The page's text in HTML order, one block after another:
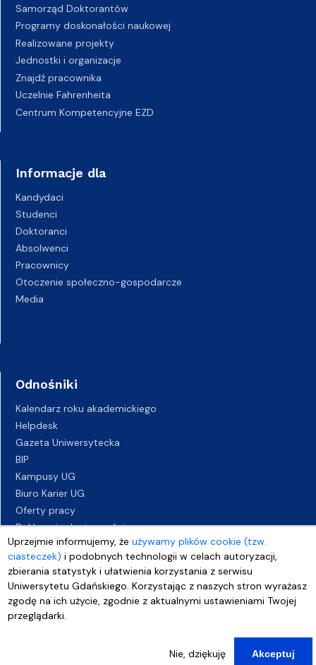
Uprzejmie informujemy, żeużywamy plików cookie (tzw.
ciasteczek) i podobnych technologii w celach autoryzacji,
zbierania statystyk i ułatwienia korzystania z serwisu
Uniwersytetu Gdańskiego. Korzystając z naszych stron wyrażasz
zgodę na ich użycie, zgodnie z aktualnymi ustawieniami Twojej
przeglądarki.
Nie, dziękuję Akceptuj
Samorząd Doktorantów
Programy doskonałości naukowej
Realizowane projekty
Jednostki i organizacje
Znajdź pracownika
Uczelnie Fahrenheita
Centrum Kompetencyjne EZD
Informacje dla
Kandydaci
Studenci
Doktoranci
Absolwenci
Pracownicy
Otoczenie społeczno-gospodarcze
Media
Odnośniki
Kalendarz roku akademickiego
Helpdesk
Gazeta Uniwersytecka
BIP
Kampusy UG
Biuro Karier UG
Oferty pracy
Deklaracja dostępności